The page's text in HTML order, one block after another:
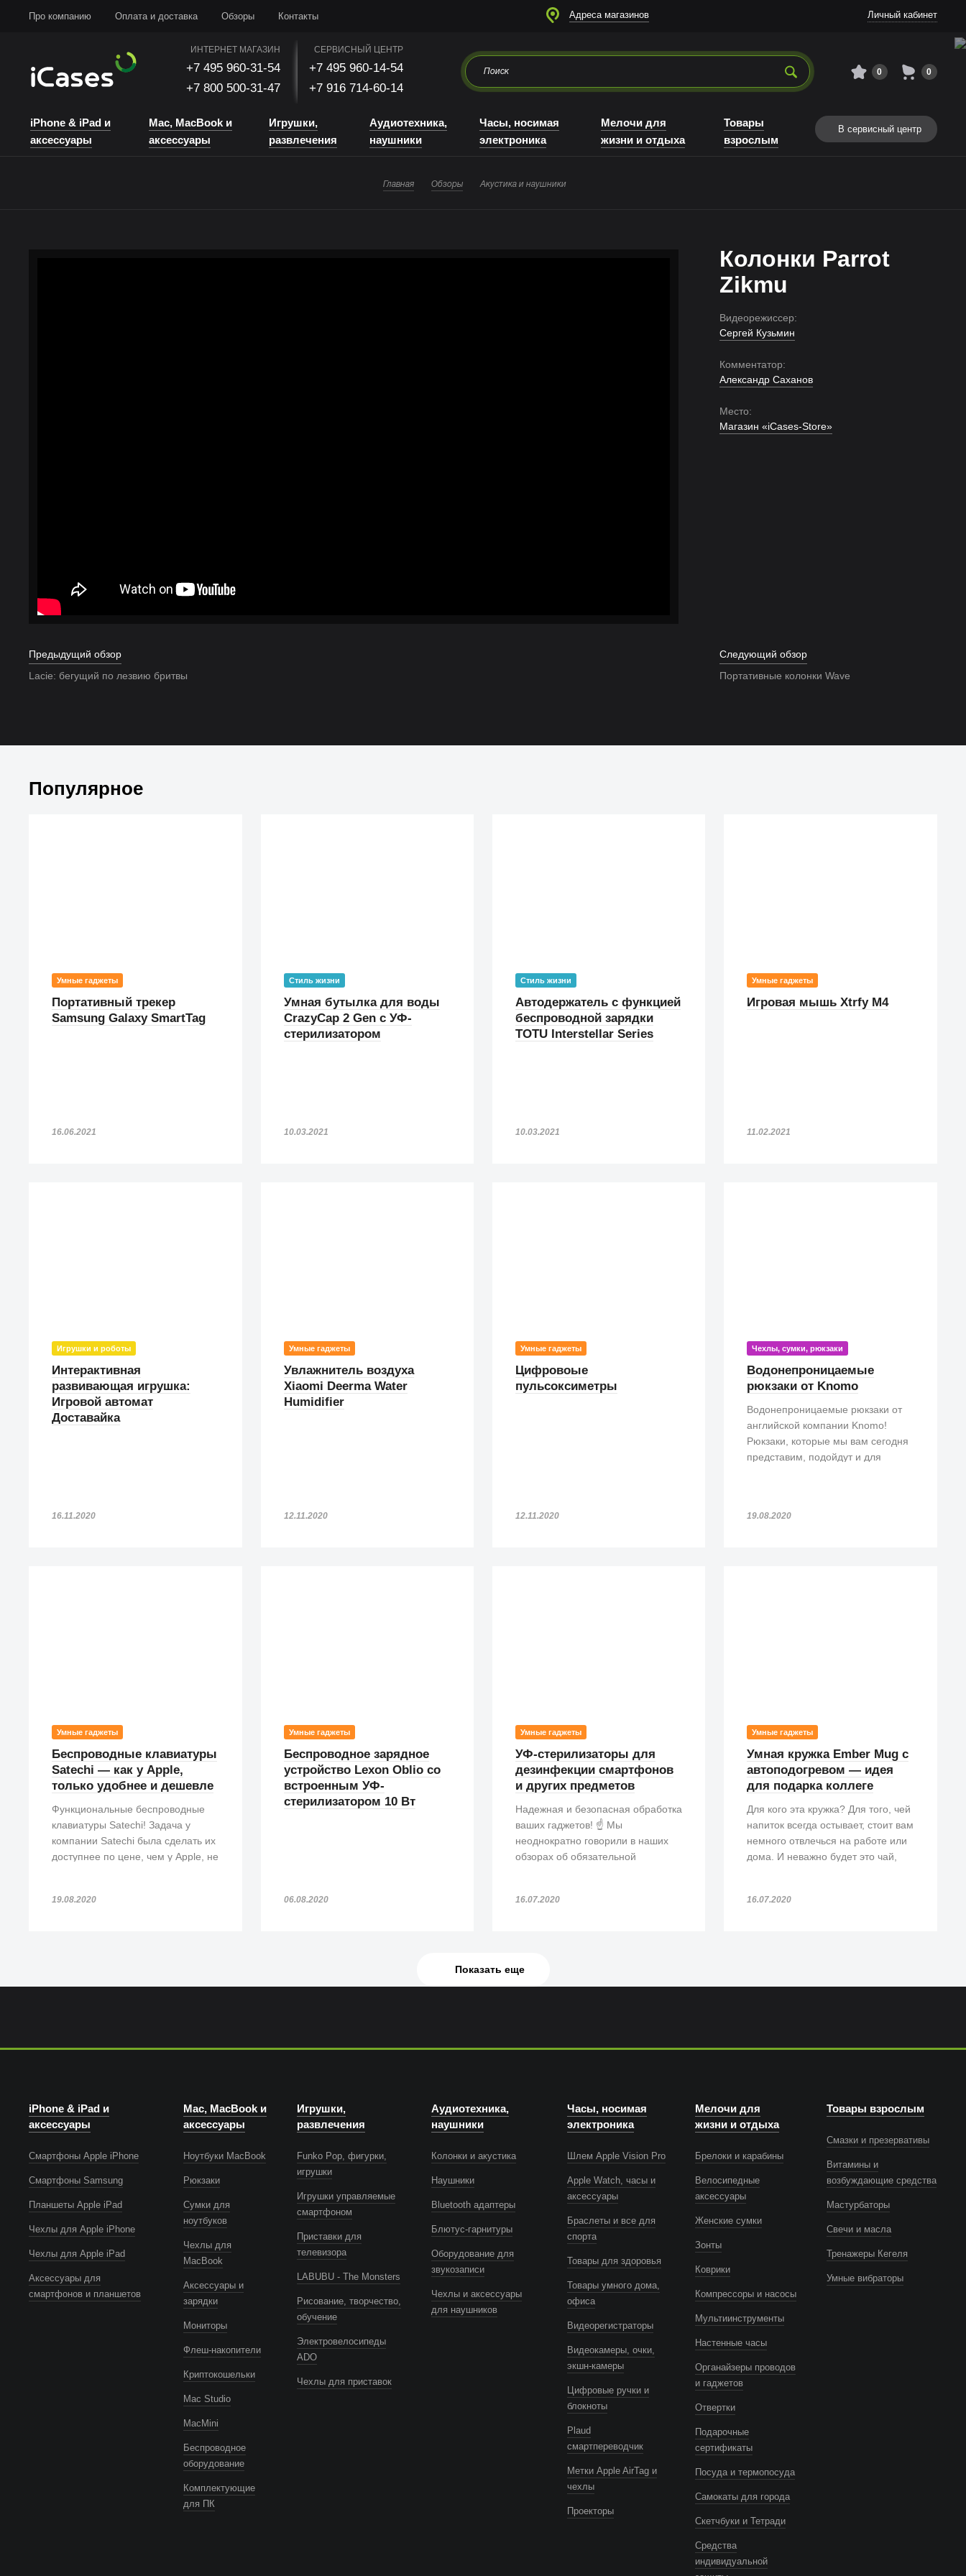
Про компанию Оплата и доставка Обзоры Контакты Адреса магазинов Личный кабинет
ИНТЕРНЕТ МАГАЗИН
+7 495 960-31-54
+7 800 500-31-47
СЕРВИСНЫЙ ЦЕНТР
+7 495 960-14-54
+7 916 714-60-14
0 0
iPhone & iPad и
аксессуары
Mac, MacBook и
аксессуары
Игрушки,
развлечения
Аудиотехника,
наушники
Часы, носимая
электроника
Мелочи для
жизни и отдыха
Товары
взрослым
В сервисный центр
Главная Обзоры Акустика и наушники
Колонки Parrot
Zikmu
Видеорежиссер:
Сергей Кузьмин
Комментатор:
Александр Саханов
Место:
Магазин «iCases-Store»
Следующий обзор
Портативные колонки Wave
Предыдущий обзор
Lacie: бегущий по лезвию бритвы
Популярное
Умные гаджеты
Портативный трекер
Samsung Galaxy SmartTag
16.06.2021
Стиль жизни
Умная бутылка для воды
CrazyCap 2 Gen с УФ-
стерилизатором
10.03.2021
Стиль жизни
Автодержатель с функцией
беспроводной зарядки
TOTU Interstellar Series
10.03.2021
Умные гаджеты
Игровая мышь Xtrfy M4
11.02.2021
Игрушки и роботы
Интерактивная
развивающая игрушка:
Игровой автомат
Доставайка
16.11.2020
Умные гаджеты
Увлажнитель воздуха
Xiaomi Deerma Water
Humidifier
12.11.2020
Умные гаджеты
Цифровоые
пульсоксиметры
12.11.2020
Чехлы, сумки, рюкзаки
Водонепроницаемые
рюкзаки от Knomo
Водонепроницаемые рюкзаки от
английской компании Knomo!
Рюкзаки, которые мы вам сегодня
представим, подойдут и для
дождь!
19.08.2020
Умные гаджеты
Беспроводные клавиатуры
Satechi — как у Apple,
только удобнее и дешевле
Функциональные беспроводные
клавиатуры Satechi! Задача у
компании Satechi была сделать их
доступнее по цене, чем у Apple, не
получилось!
19.08.2020
Умные гаджеты
Беспроводное зарядное
устройство Lexon Oblio со
встроенным УФ-
стерилизатором 10 Вт
06.08.2020
Умные гаджеты
УФ-стерилизаторы для
дезинфекции смартфонов
и других предметов
Надежная и безопасная обработка
ваших гаджетов! ☝️ Мы
неоднократно говорили в наших
обзорах об обязательной
мест.
16.07.2020
Умные гаджеты
Умная кружка Ember Mug с
автоподогревом — идея
для подарка коллеге
Для кого эта кружка? Для того, чей
напиток всегда остывает, стоит вам
немного отвлечься на работе или
дома. И неважно будет это чай,
16.07.2020
Показать еще
iPhone & iPad и
аксессуары
Смартфоны Apple iPhone
Смартфоны Samsung
Планшеты Apple iPad
Чехлы для Apple iPhone
Чехлы для Apple iPad
Аксессуары для
смартфонов и планшетов
Mac, MacBook и
аксессуары
Ноутбуки MacBook
Рюкзаки
Сумки для
ноутбуков
Чехлы для
MacBook
Аксессуары и
зарядки
Мониторы
Флеш-накопители
Криптокошельки
Mac Studio
MacMini
Беспроводное
оборудование
Комплектующие
для ПК
Игрушки,
развлечения
Funko Pop, фигурки,
игрушки
Игрушки управляемые
смартфоном
Приставки для
телевизора
LABUBU - The Monsters
Рисование, творчество,
обучение
Электровелосипеды
ADO
Чехлы для приставок
Аудиотехника,
наушники
Колонки и акустика
Наушники
Bluetooth адаптеры
Блютус-гарнитуры
Оборудование для
звукозаписи
Чехлы и аксессуары
для наушников
Часы, носимая
электроника
Шлем Apple Vision Pro
Apple Watch, часы и
аксессуары
Браслеты и все для
спорта
Товары для здоровья
Товары умного дома,
офиса
Видеорегистраторы
Видеокамеры, очки,
экшн-камеры
Цифровые ручки и
блокноты
Plaud
смартпереводчик
Метки Apple AirTag и
чехлы
Проекторы
Мелочи для
жизни и отдыха
Брелоки и карабины
Велосипедные
аксессуары
Женские сумки
Зонты
Коврики
Компрессоры и насосы
Мультиинструменты
Настенные часы
Органайзеры проводов
и гаджетов
Отвертки
Подарочные
сертификаты
Посуда и термопосуда
Самокаты для города
Скетчбуки и Тетради
Средства
индивидуальной
Товары взрослым
Смазки и презервативы
Витамины и
возбуждающие средства
Мастурбаторы
Свечи и масла
Тренажеры Кегеля
Умные вибраторы